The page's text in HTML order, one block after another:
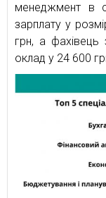
менеджмент в
зарплату у
грн, а
оклад у 24 600